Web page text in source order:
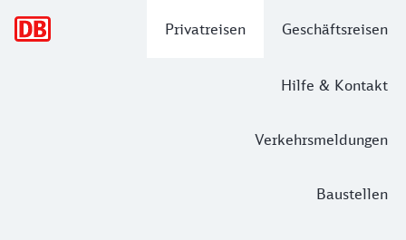
Privatreisen Geschäftsreisen
Hilfe & Kontakt
Verkehrsmeldungen
Baustellen